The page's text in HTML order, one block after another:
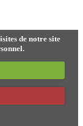
de notre site